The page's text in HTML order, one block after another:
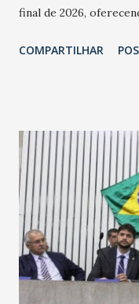
final de 2026,
Havan Fortaleza
COMPARTILHAR